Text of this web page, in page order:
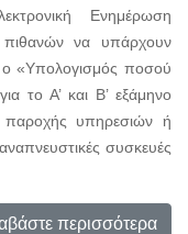
Ενημέρωση
να υπάρχουν
ο «Υπολογισμός ποσού
το Α’ και Β’ εξάμηνο
παροχής υπηρεσιών ή
συσκευές
περισσότερα